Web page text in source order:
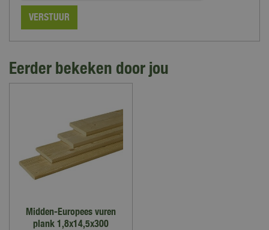
Eerder bekeken door jou
Midden-Europees vuren
plank 1,8x14,5x300